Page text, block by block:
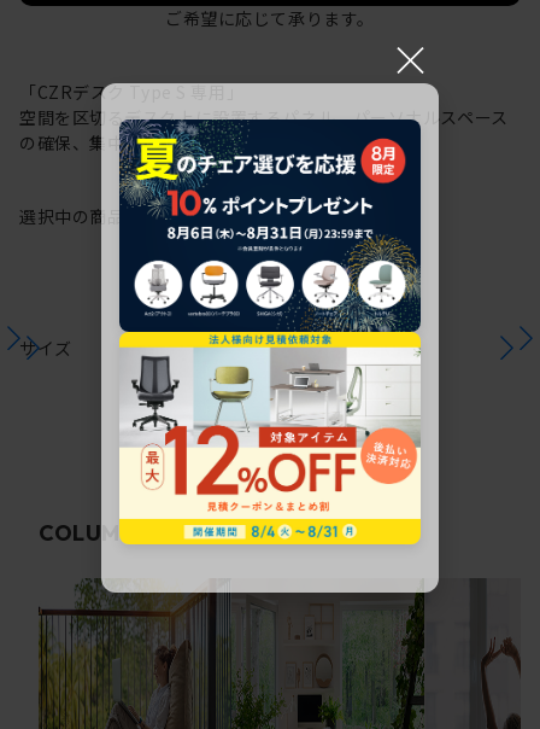
ご希望に応じて承ります。
「CZRデスク Type S 専用」
空間を区切るデスク上に設置するパネル。パーソナルスペース
の確保、集中力の向上に。
選択中の商品情報注意事項
サイズ
COLUMN 関連コラム
×